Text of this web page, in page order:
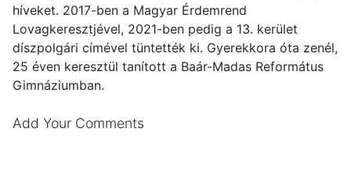
híveket. 2017-ben a Magyar Érdemrend
Lovagkeresztjével, 2021-ben pedig a 13. kerület
díszpolgári címével tüntették ki. Gyerekkora óta zenél,
25 éven keresztül tanított a Baár-Madas Református
Gimnáziumban.
Add Your Comments